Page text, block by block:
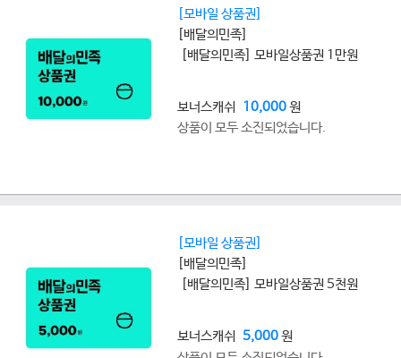
[모바일 상품권]
[배달의민족]
[배달의민족] 모바일상품권 1만원
보너스캐쉬 10,000원
상품이 모두 소진되었습니다.
[모바일 상품권]
[배달의민족]
[배달의민족] 모바일상품권 5천원
보너스캐쉬 5,000원